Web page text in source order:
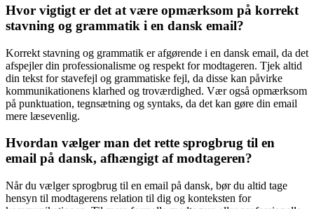
Hvor vigtigt er det at være opmærksom på korrekt
stavning og grammatik i en dansk email?
Korrekt stavning og grammatik er afgørende i en dansk email, da det
afspejler din professionalisme og respekt for modtageren. Tjek altid
din tekst for stavefejl og grammatiske fejl, da disse kan påvirke
kommunikationens klarhed og troværdighed. Vær også opmærksom
på punktuation, tegnsætning og syntaks, da det kan gøre din email
mere læsevenlig.
Hvordan vælger man det rette sprogbrug til en
email på dansk, afhængigt af modtageren?
Når du vælger sprogbrug til en email på dansk, bør du altid tage
hensyn til modtagerens relation til dig og konteksten for